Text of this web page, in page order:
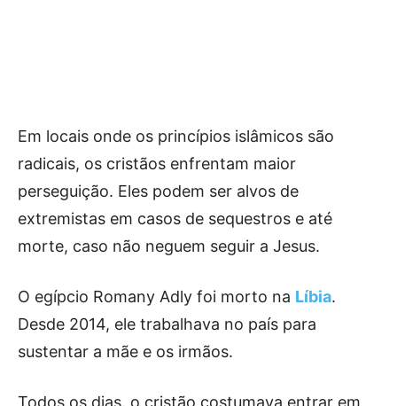
Em locais onde os princípios islâmicos são
radicais, os cristãos enfrentam maior
perseguição. Eles podem ser alvos de
extremistas em casos de sequestros e até
morte, caso não neguem seguir a Jesus.
O egípcio Romany Adly foi morto na Líbia.
Desde 2014, ele trabalhava no país para
sustentar a mãe e os irmãos.
Todos os dias, o cristão costumava entrar em